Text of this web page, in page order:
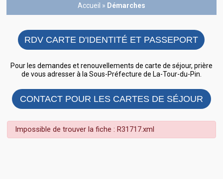
Accueil » Démarches
RDV CARTE D'IDENTITÉ ET PASSEPORT
Pour les demandes et renouvellements de carte de séjour, prière
de vous adresser à la Sous-Préfecture de La-Tour-du-Pin.
CONTACT POUR LES CARTES DE SÉJOUR
Impossible de trouver la fiche : R31717.xml